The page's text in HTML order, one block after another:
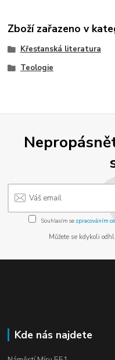
Zboží zařazeno v
Křesťanská literatura
Teologie
Souhlasím se zpracováním
Můžete se kdykoli
Kde nás najdete